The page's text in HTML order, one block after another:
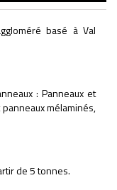
basé à Val
: Panneaux et
mélaminés,
de 5 tonnes.